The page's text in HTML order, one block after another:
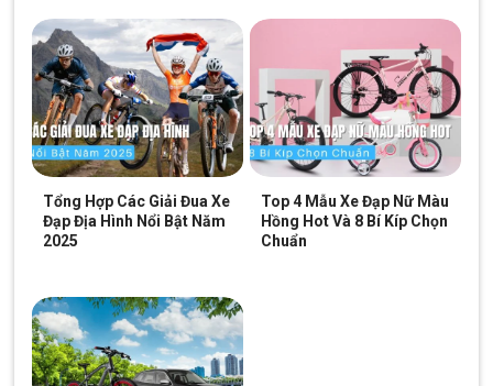
được thiết kế đặc biệt cho các dòng xe đạp đua, với độ bền
cao và khả năng giảm thiểu độ ma sát. Khi kết hợp với vành xe
xé gió, lốp Kenda giúp bạn dễ dàng duy trì tốc độ ổn định và
hiệu quả khi đạp trên những cung đường dài.
Tổng Hợp Các Giải Đua Xe
Đạp Địa Hình Nổi Bật Năm
2025
Top 4 Mẫu Xe Đạp Nữ Màu
Hồng Hot Và 8 Bí Kíp Chọn
Chuẩn